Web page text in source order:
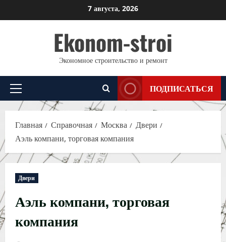
к
7 августа, 2026
Ekonom-stroi
Экономное строительство и ремонт
Основное
меню
ПОДПИСАТЬСЯ
Главная Справочная Москва
Двери
Аэль компани, торговая компания
Двери
Аэль компани, торговая
компания